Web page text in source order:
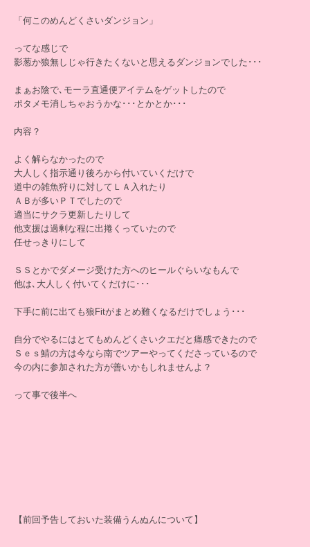
「何このめんどくさいダンジョン」
ってな感じで
影葱か狼無しじゃ行きたくないと思えるダンジョンでした･･･
まぁお陰で､モーラ直通便アイテムをゲットしたので
ポタメモ消しちゃおうかな･･･とかとか･･･
内容？
よく解らなかったので
大人しく指示通り後ろから付いていくだけで
道中の雑魚狩りに対してＬＡ入れたり
ＡＢが多いＰＴでしたので
適当にサクラ更新したりして
他支援は過剰な程に出捲くっていたので
任せっきりにして
ＳＳとかでダメージ受けた方へのヒールぐらいなもんで
他は､大人しく付いてくだけに･･･
下手に前に出ても狼Fitがまとめ難くなるだけでしょう･･･
自分でやるにはとてもめんどくさいクエだと痛感できたので
Ｓｅｓ鯖の方は今なら南でツアーやってくださっているので
今の内に参加された方が善いかもしれませんよ？
って事で後半へ
【前回予告しておいた装備うんぬんについて】